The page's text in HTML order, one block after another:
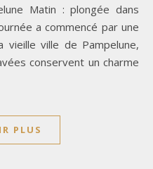
Matin : plongée dans
a commencé par une
vieille ville de Pampelune,
conservent un charme
PLUS